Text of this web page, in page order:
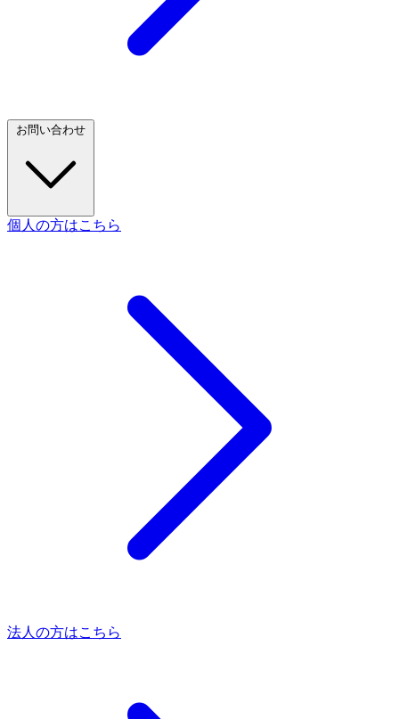
お問い合わせ
個人の方はこちら
法人の方はこちら